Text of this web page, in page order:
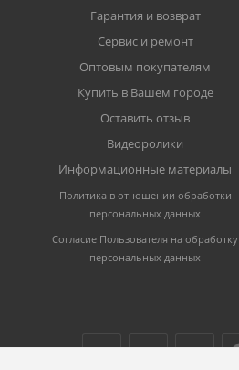
Гарантия и возврат
Сервис и ремонт
Оптовым покупателям
Купить в Вашем городе
Оставить отзыв
Видеоролики
Информационные материалы
Политика в отношении обработки
персональных данных
Согласие Пользователя на обработку
персональных данных